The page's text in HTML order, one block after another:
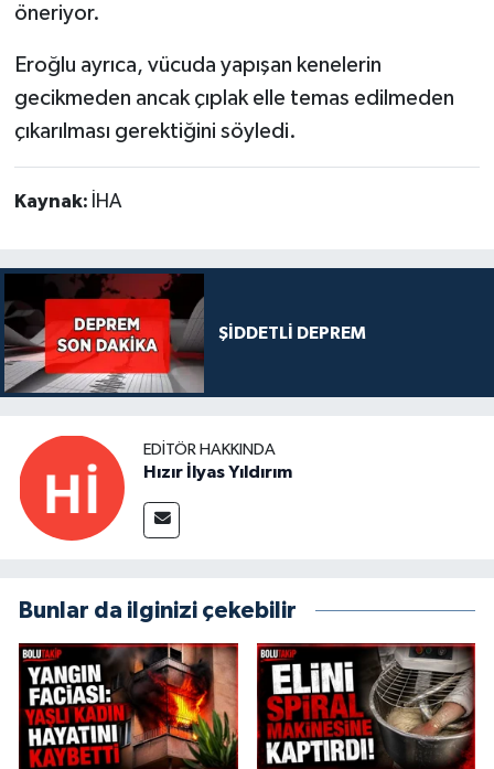
öneriyor.
Eroğlu ayrıca, vücuda yapışan kenelerin
gecikmeden ancak çıplak elle temas edilmeden
çıkarılması gerektiğini söyledi.
Kaynak: İHA
ŞİDDETLİ DEPREM
EDITÖR HAKKINDA
Hızır İlyas Yıldırım
Bunlar da ilginizi çekebilir